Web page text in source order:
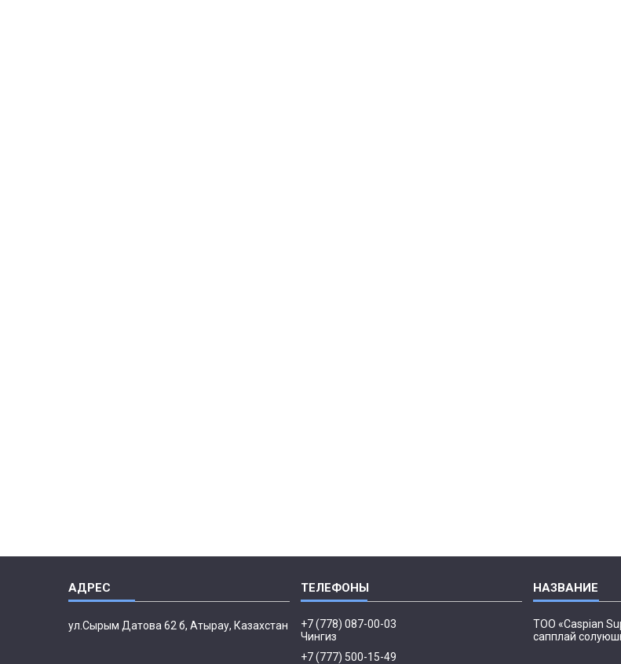
ул.Сырым Датова 62 б, Атырау, Казахстан
+7 (778) 087-00-03
Чингиз
+7 (777) 500-15-49
ТОО «Caspian
сапплай